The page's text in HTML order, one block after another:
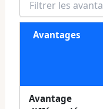
Avantages
Avantage